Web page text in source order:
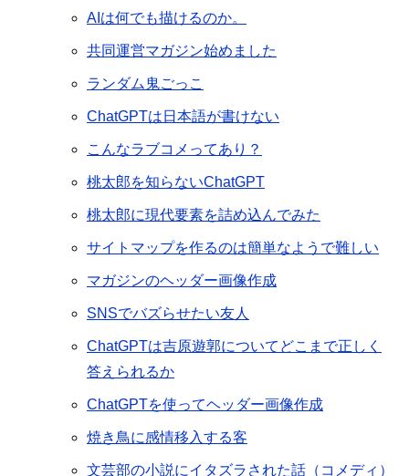
AIは何でも描けるのか。
共同運営マガジン始めました
ランダム鬼ごっこ
ChatGPTは日本語が書けない
こんなラブコメってあり？
桃太郎を知らないChatGPT
桃太郎に現代要素を詰め込んでみた
サイトマップを作るのは簡単なようで難しい
マガジンのヘッダー画像作成
SNSでバズらせたい友人
ChatGPTは吉原遊郭についてどこまで正しく
答えられるか
ChatGPTを使ってヘッダー画像作成
焼き鳥に感情移入する客
文芸部の小説にイタズラされた話（コメディ）